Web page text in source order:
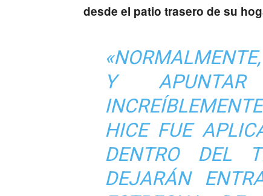
desde el patio trasero de su
Y
HICE FUE
DENTRO DEL
DEJARÁN